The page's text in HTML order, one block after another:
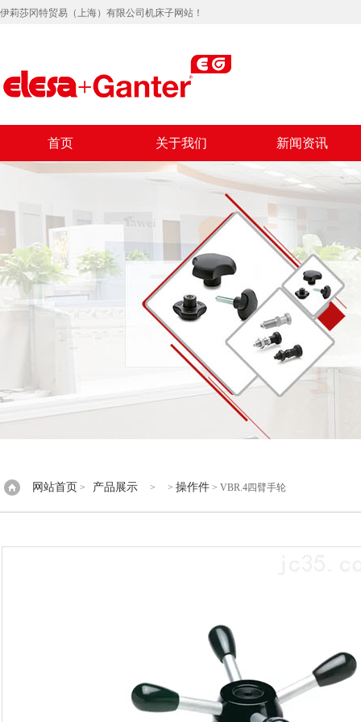
伊莉莎冈特贸易（上海）有限公司机床子网站！
首页 关于我们 新闻资讯
网站首页 > 产品展示 > > 操作件 > VBR.4四臂手轮